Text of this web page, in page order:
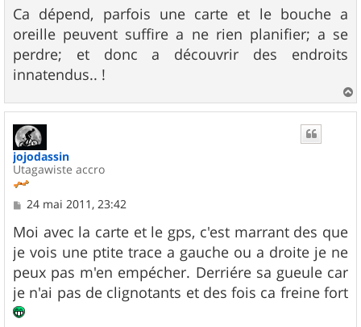
s
s
a
g
e
Ca dépend, parfois une carte et le bouche a
oreille peuvent suffire a ne rien planifier; a se
perdre; et donc a découvrir des endroits
innatendus.. !
a
jojodassin
Utagawiste accro
M
s
s
a
g
e
24 mai 2011, 23:42
Moi avec la carte et le gps, c'est marrant des que
je vois une ptite trace a gauche ou a droite je ne
peux pas m'en empécher. Derriére sa gueule car
je n'ai pas de clignotants et des fois ca freine fort